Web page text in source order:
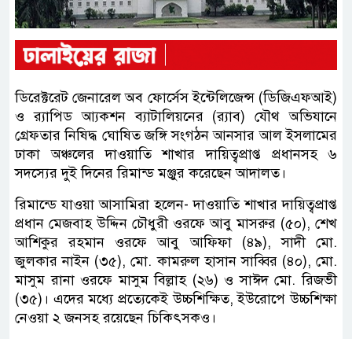
ডিরেক্টরেট জেনারেল অব ফোর্সেস ইন্টেলিজেন্স (ডিজিএফআই)
ও র‌্যাপিড আ্যকশন ব্যাটালিয়নের (র‌্যাব) যৌথ অভিযানে
গ্রেফতার নিষিদ্ধ ঘোষিত জঙ্গি সংগঠন আনসার আল ইসলামের
ঢাকা অঞ্চলের দাওয়াতি শাখার দায়িত্বপ্রাপ্ত প্রধানসহ ৬
সদস্যের দুই দিনের রিমান্ড মঞ্জুর করেছেন আদালত।
রিমান্ডে যাওয়া আসামিরা হলেন- দাওয়াতি শাখার দায়িত্বপ্রাপ্ত
প্রধান মেজবাহ উদ্দিন চৌধুরী ওরফে আবু মাসরুর (৫০), শেখ
আশিকুর রহমান ওরফে আবু আফিফা (৪৯), সাদী মো.
জুলকার নাইন (৩৫), মো. কামরুল হাসান সাব্বির (৪০), মো.
মাসুম রানা ওরফে মাসুম বিল্লাহ (২৬) ও সাঈদ মো. রিজভী
(৩৫)। এদের মধ্যে প্রত্যেকেই উচ্চশিক্ষিত, ইউরোপে উচ্চশিক্ষা
নেওয়া ২ জনসহ রয়েছেন চিকিৎসকও।